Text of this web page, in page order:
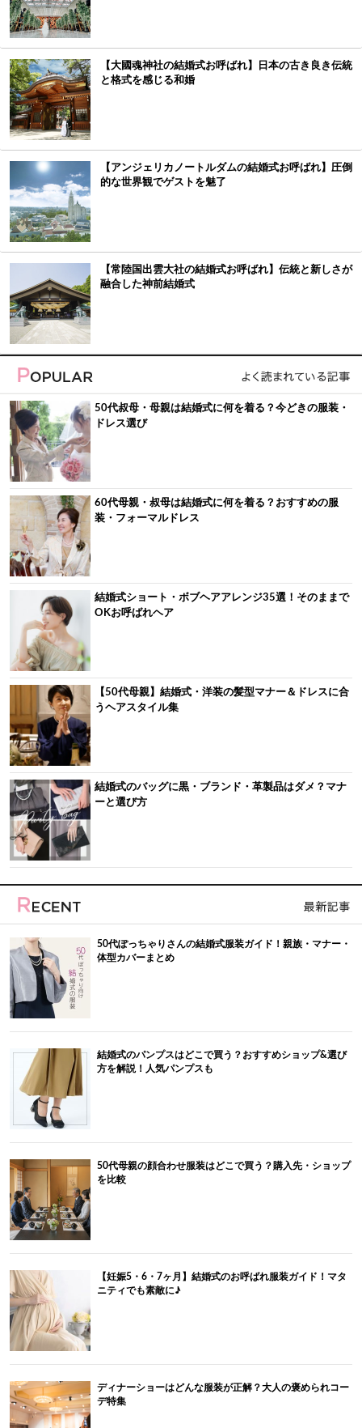
【大國魂神社の結婚式お呼ばれ】日本の古き良き伝統
と格式を感じる和婚
【アンジェリカノートルダムの結婚式お呼ばれ】圧倒
的な世界観でゲストを魅了
【常陸国出雲大社の結婚式お呼ばれ】伝統と新しさが
融合した神前結婚式
50代叔母・母親は結婚式に何を着る？今どきの服装・
ドレス選び
60代母親・叔母は結婚式に何を着る？おすすめの服
装・フォーマルドレス
結婚式ショート・ボブヘアアレンジ35選！そのままで
OKお呼ばれヘア
【50代母親】結婚式・洋装の髪型マナー＆ドレスに合
うヘアスタイル集
結婚式のバッグに黒・ブランド・革製品はダメ？マナ
ーと選び方
50代ぽっちゃりさんの結婚式服装ガイド！親族・マナー・
体型カバーまとめ
結婚式のパンプスはどこで買う？おすすめショップ&選び
方を解説！人気パンプスも
50代母親の顔合わせ服装はどこで買う？購入先・ショップ
を比較
【妊娠5・6・7ヶ月】結婚式のお呼ばれ服装ガイド！マタ
ニティでも素敵に♪
ディナーショーはどんな服装が正解？大人の褒められコー
デ特集